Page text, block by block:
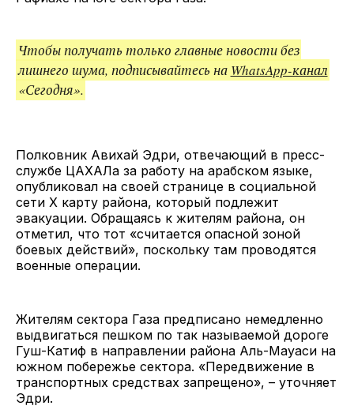
Чтобы получать только главные новости без
лишнего шума, подписывайтесь на WhatsApp-канал
«Сегодня».
Полковник Авихай Эдри, отвечающий в пресс-
службе ЦАХАЛа за работу на арабском языке,
опубликовал на своей странице в социальной
сети Х карту района, который подлежит
эвакуации. Обращаясь к жителям района, он
отметил, что тот «считается опасной зоной
боевых действий», поскольку там проводятся
военные операции.
Жителям сектора Газа предписано немедленно
выдвигаться пешком по так называемой дороге
Гуш-Катиф в направлении района Аль-Мауаси на
южном побережье сектора. «Передвижение в
транспортных средствах запрещено», – уточняет
Эдри.